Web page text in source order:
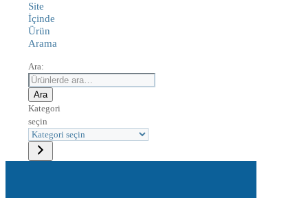
Site
İçinde
Ürün
Arama
Ara:
Ara
Kategori
seçin